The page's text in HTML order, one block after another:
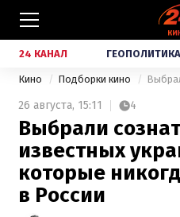
24 КАНАЛ ГЕОПОЛИТИКА
Кино Подборки кино
26 августа, 15:11 4
Выбрали
известных
которые
в России